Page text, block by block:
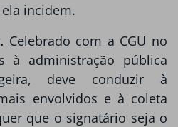
incidem.
Celebrado com a CGU no
à administração pública
deve conduzir à
envolvidos e à coleta
que o signatário seja o